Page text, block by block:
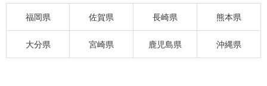
福岡県 佐賀県 長崎県 熊本県
大分県 宮崎県 鹿児島県 沖縄県